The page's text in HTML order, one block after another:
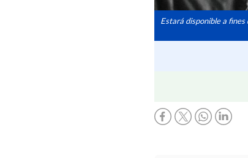
Estará disponible a